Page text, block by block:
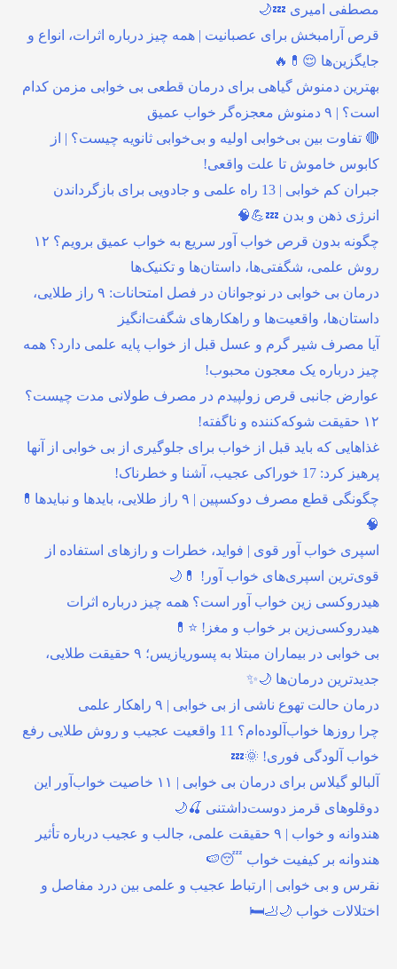
مصطفی امیری 💤🌙
قرص آرامبخش برای عصبانیت | همه چیز درباره اثرات، انواع و
جایگزین‌ها 😌💊🔥
بهترین دمنوش گیاهی برای درمان قطعی بی خوابی مزمن کدام
است؟ | ۹ دمنوش معجزه‌گر خواب عمیق
🔴 تفاوت بین بی‌خوابی اولیه و بی‌خوابی ثانویه چیست؟ | از
کابوس خاموش تا علت واقعی!
جبران کم خوابی | 13 راه علمی و جادویی برای بازگرداندن
انرژی ذهن و بدن 💤💪🧠
چگونه بدون قرص خواب آور سریع به خواب عمیق برویم؟ ۱۲
روش علمی، شگفتی‌ها، داستان‌ها و تکنیک‌ها
درمان بی خوابی در نوجوانان در فصل امتحانات: ۹ راز طلایی،
داستان‌ها، واقعیت‌ها و راهکارهای شگفت‌انگیز
آیا مصرف شیر گرم و عسل قبل از خواب پایه علمی دارد؟ همه
چیز درباره یک معجون محبوب!
عوارض جانبی قرص زولپیدم در مصرف طولانی مدت چیست؟
۱۲ حقیقت شوکه‌کننده و ناگفته!
غذاهایی که باید قبل از خواب برای جلوگیری از بی خوابی از آنها
پرهیز کرد: 17 خوراکی عجیب، آشنا و خطرناک!
چگونگی قطع مصرف دوکسپین | ۹ راز طلایی، بایدها و نبایدها💊
🧠
اسپری خواب آور قوی | فواید، خطرات و رازهای استفاده از
قوی‌ترین اسپری‌های خواب آور! 💊🌙
هیدروکسی زین خواب آور است؟ همه چیز درباره اثرات
هیدروکسی‌زین بر خواب و مغز! ⭐💊
بی خوابی در بیماران مبتلا به پسوریازیس؛ ۹ حقیقت طلایی،
جدیدترین درمان‌ها 🌙✨
درمان حالت تهوع ناشی از بی خوابی | ۹ راهکار علمی
چرا روزها خواب‌آلوده‌ام؟ 11 واقعیت عجیب و روش طلایی رفع
خواب آلودگی فوری! 🌞💤
آلبالو گیلاس برای درمان بی خوابی | ۱۱ خاصیت خواب‌آور این
دوقلوهای قرمز دوست‌داشتنی 🍒🌙
هندوانه و خواب | ۹ حقیقت علمی، جالب و عجیب درباره تأثیر
هندوانه بر کیفیت خواب 😴🍉
نقرس و بی خوابی | ارتباط عجیب و علمی بین درد مفاصل و
اختلالات خواب 🌙🦶🛏️